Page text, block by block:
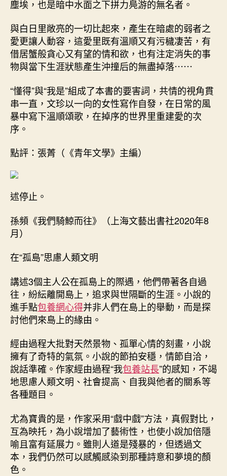
塵埃，也是暗中水面之下拼力鳧游的無名者。
與白日里敞亮的一切比起來，產生在暗處的弱者之
愛更讓人動容，這愛里既有溫順又有污穢凄苦，有
借居蟹般貪心又有望的情和欲，也有注定消失的事
物與當下生涯狀態產生沖撞后的無盡掉落⋯⋯
“懂得”與“我是”組成了本書的要害詞，共情的視角貫
串一直，文珍以一向的女性寫作自發，在日常的風
暴中寫下溫順頌歌，在掉序的世界里重建愛的次
序。
點評：張菁（《青年文學》主編）
述停止。
孫頻《我們騎鯨而往》（上海文藝出書社2020年8
月）
在“孤島”思慮人類文明
講述3個主人公在孤島上的際遇，他們帶著各自過
往，紛紜離開島上，追求與世隔斷的生涯。小說的
進手點包養網心得并非人們在島上的舉動，而是探
討他們來島上的緣由。
經由過程大批對天然景物、孤單心情的刻畫，小說
擁有了奇特的氣氛。小說的節拍安穩，情節自洽，
說話準確。作家經由過程“我包養站長”的感知，不竭
地思慮人類文明、社會提高、自我與他者的關系等
各種題目。
尤為寶貴的是，作家采用“戲中戲”方法，真假對比，
互為映托，為小說增加了藝術性，也使小說加倍隱
喻且富有延展力。雖則人道是殘暴的，但透過文
本，我們仍然可以感觸感染到那種詩意和夢境的顏
色。